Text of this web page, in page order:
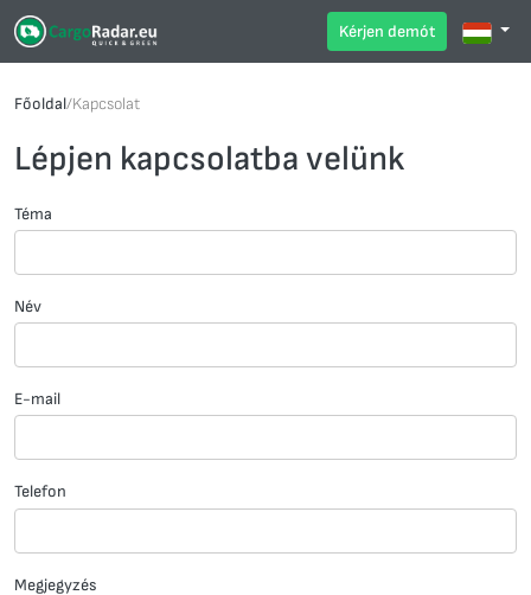
Kérjen demót
Főoldal/Kapcsolat
Lépjen kapcsolatba velünk
Téma
Név
E-mail
Telefon
Megjegyzés